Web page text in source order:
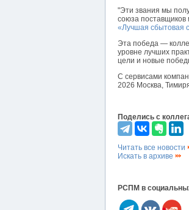
"Эти звания мы
союза поставщиков
«Лучшая сбытовая
Эта победа —
уровне лучших
цели и новые
С сервисами
2026 Москва,
Поделись с
Читать все новости
Искать в архиве
РСПМ в